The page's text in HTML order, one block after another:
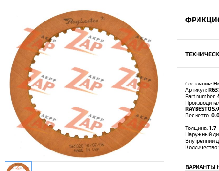
Состояние:
Артикул:
Part number:
RAYBESTOS/
Вес нетто:
Толщина: 1.7
Наружный
Внутренний
Колличество
ВАРИАНТЫ